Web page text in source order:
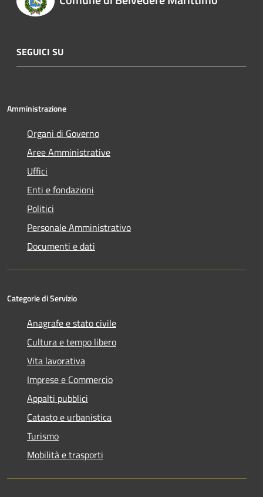
SEGUICI SU
Amministrazione
Organi di Governo
Aree Amministrative
Uffici
Enti e fondazioni
Politici
Personale Amministrativo
Documenti e dati
Categorie di Servizio
Anagrafe e stato civile
Cultura e tempo libero
Vita lavorativa
Imprese e Commercio
Appalti pubblici
Catasto e urbanistica
Turismo
Mobilità e trasporti